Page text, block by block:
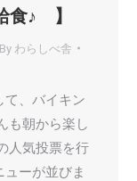
食♪ 】
By わらしべ舎
て、バイキン
も朝から楽し
人気投票を行
ーが並びま